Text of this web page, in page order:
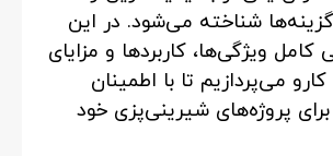
گزینه‌ها شناخته می‌شود. در این
کامل ویژگی‌ها، کاربردها و مزایای
می‌پردازیم تا با اطمینان
پروژه‌های شیرینی‌پزی خود